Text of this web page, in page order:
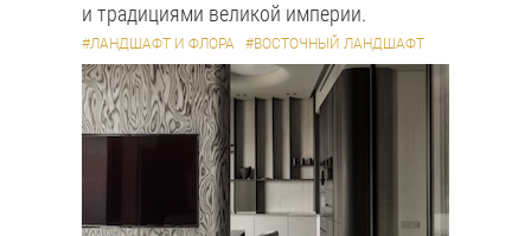
и традициями великой империи.
#ЛАНДШАФТ И ФЛОРА #ВОСТОЧНЫЙ ЛАНДШАФТ